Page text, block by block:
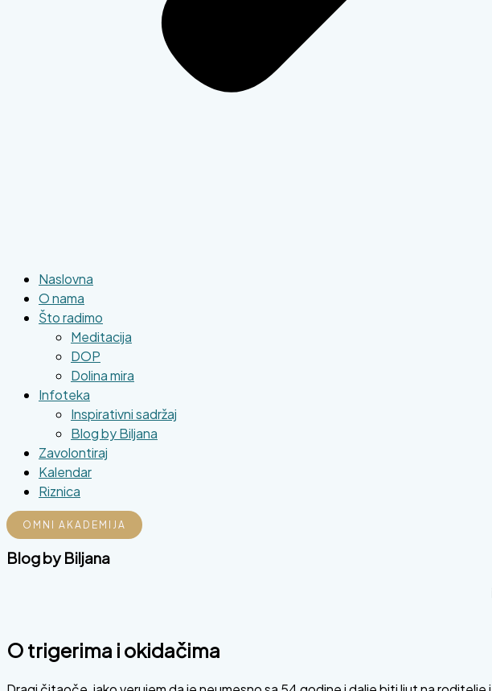
Naslovna
O nama
Što radimo
Meditacija
DOP
Dolina mira
Infoteka
Inspirativni sadržaj
Blog by Biljana
Zavolontiraj
Kalendar
Riznica
OMNI AKADEMIJA
Blog byBiljana
O trigerima i okidačima